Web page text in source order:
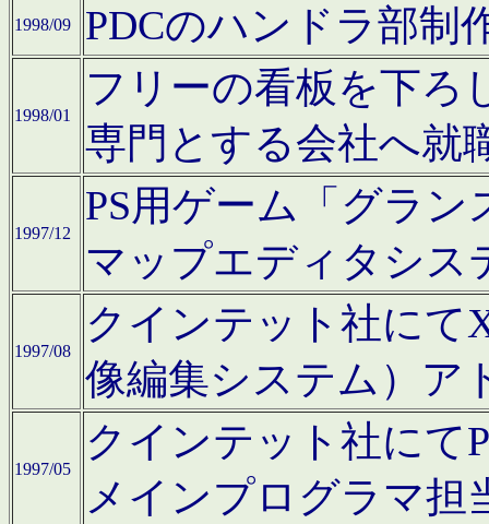
1998/09 PDCのハンドラ部制
1998/01
フリーの看板を下ろ
専門とする会社へ就
1997/12
PS用ゲーム「グラン
マップエディタシス
1997/08
クインテット社にて
像編集システム）ア
1997/05
クインテット社にて
メインプログラマ担